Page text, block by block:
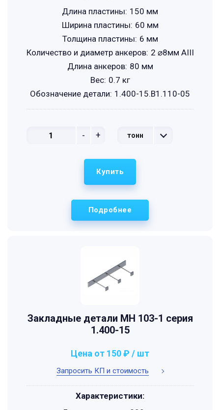
- + тонн
Длина пластины: 150 мм
Ширина пластины: 60 мм
Толщина пластины: 6 мм
Количество и диаметр анкеров: 2 ⌀8мм АIII
Длина анкеров: 80 мм
Вес: 0.7 кг
Обозначение детали: 1.400-15.B1.110-05
Подробнее
Купить
Закладные детали МН 103-1 серия
1.400-15
Запросить КП и стоимость
Цена от 150 ₽ / шт
Характеристики: